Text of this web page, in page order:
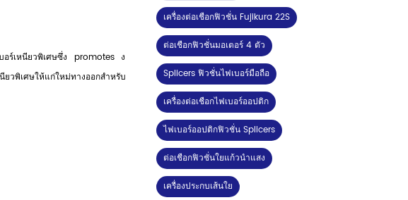
เครื่องต่อเชือกฟิวชั่น Fujikura 22S
ต่อเชือกฟิวชั่นมอเตอร์ 4 ตัว
Splicers ฟิวชั่นไฟเบอร์มือถือ
เครื่องต่อเชือกไฟเบอร์ออปติก
ไฟเบอร์ออปติกฟิวชั่น Splicers
ต่อเชือกฟิวชั่นใยแก้วนำแสง
เครื่องประกบเส้นใย
ร์เหนียวพิเศษซึ่ง promotes ง
วพิเศษให้แก่ใหม่ทางออกสำหรับ